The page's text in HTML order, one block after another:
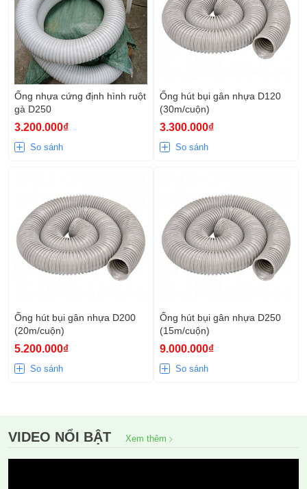
Ống nhựa cứng định hình ruột
gà D250
3.200.000₫
So sánh
Ống hút bụi gân nhựa D120
(30m/cuộn)
3.300.000₫
So sánh
Ống hút bụi gân nhựa D200
(20m/cuộn)
5.200.000₫
So sánh
Ống hút bụi gân nhựa D250
(15m/cuộn)
9.000.000₫
So sánh
VIDEO NỔI BẬT Xem thêm